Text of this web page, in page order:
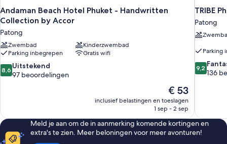
Andaman Beach Hotel Phuket - Handwritten
Collection by Accor
Patong
Zwembad
Kinderzwembad
Parking inbegrepen
Gratis wifi
8.6
van
beoordelingen
8,6 Uitstekend
97 beoordelingen
De
prijs
is
€ 53
inclusief belastingen en toeslagen
1 sep - 2 sep
TRIBE
Patong
Parking
9.2
van
9,2
136
Meld je aan om de in aanmerking komende kortingen en
extra's te zien. Meer beloningen voor meer avonturen!